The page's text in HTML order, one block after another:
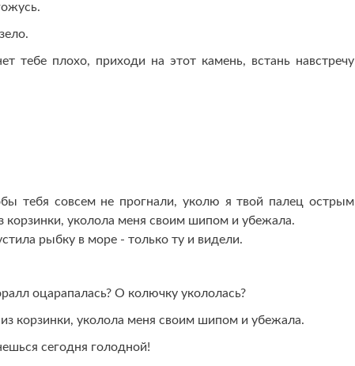
тебе плохо, приходи на этот камень, встань навстречу
тебя совсем не прогнали, уколю я твой палец острым
уколола меня своим шипом и убежала.
рыбку в море - только ту и видели.
оцарапалась? О колючку укололась?
корзинки, уколола меня своим шипом и убежала.
сегодня голодной!